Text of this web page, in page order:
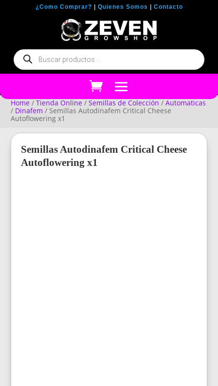
¿Como Comprar? Quienes Somos Contacto
Búsqueda
de
productos
Home /Tienda Online /Semillas de Colección /Automaticas
/ Dinafem / Semillas Autodinafem Critical Cheese
Autoflowering x1
Semillas Autodinafem Critical Cheese
Autoflowering x1